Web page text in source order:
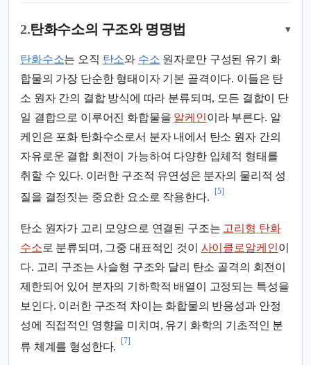
2.탄화수소의 구조와 명명법 ▾
탄화수소는 오직 탄소와 수소 원자로만 구성된 유기 화
합물의 가장 단순한 형태이자 기본 골격이다. 이들은 탄
소 원자 간의 결합 방식에 따라 분류되며, 모든 결합이 단
일 결합으로 이루어진 화합물을 알케인이라 부른다. 알
케인은 포화 탄화수소로서 분자 내에서 탄소 원자 간의
자유로운 결합 회전이 가능하여 다양한 입체적 형태를
취할 수 있다. 이러한 구조적 유연성은 분자의 물리적 성
질을 결정짓는 중요한 요소로 작용한다.
[5]
탄소 원자가 고리 모양으로 연결된 구조는 고리형 탄화
수소 로 분류되며, 그중 대표적인 것이 사이클로알케인이
다. 고리 구조는 사슬형 구조와 달리 탄소 골격의 회전이
제한되어 있어 분자의 기하학적 배열이 고정되는 특성을
보인다. 이러한 구조적 차이는 화합물의 반응성과 안정
성에 직접적인 영향을 미치며, 유기 화학의 기초적인 분
류 체계를 형성한다.
[7]